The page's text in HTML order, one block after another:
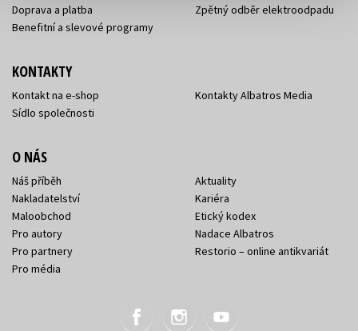
Doprava a platba
Benefitní a slevové programy
Zpětný odběr elektroodpadu
KONTAKTY
Kontakt na e-shop
Sídlo společnosti
Kontakty Albatros Media
O NÁS
Náš příběh
Nakladatelství
Maloobchod
Pro autory
Pro partnery
Pro média
Aktuality
Kariéra
Etický kodex
Nadace Albatros
Restorio – online antikvariát